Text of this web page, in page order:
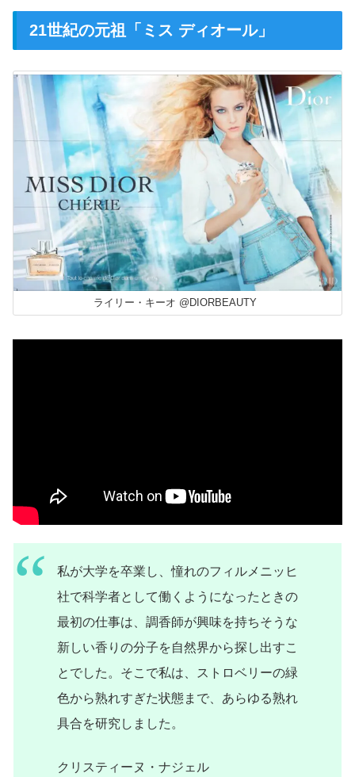
21世紀の元祖「ミス ディオール」
ライリー・キーオ @DIORBEAUTY
私が大学を卒業し、憧れのフィルメニッヒ
社で科学者として働くようになったときの
最初の仕事は、調香師が興味を持ちそうな
新しい香りの分子を自然界から探し出すこ
とでした。そこで私は、ストロベリーの緑
色から熟れすぎた状態まで、あらゆる熟れ
具合を研究しました。
クリスティーヌ・ナジェル